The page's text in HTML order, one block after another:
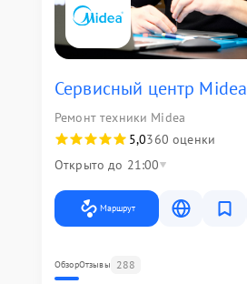
Сервисный центр Midea
Ремонт техники Midea
5,0360 оценки
Открыто до 21:00
Маршрут
ОбзорОтзывы 288